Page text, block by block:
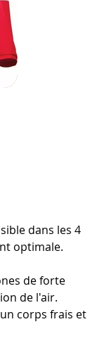
dans les 4
optimale.
de forte
de l'air.
corps frais et